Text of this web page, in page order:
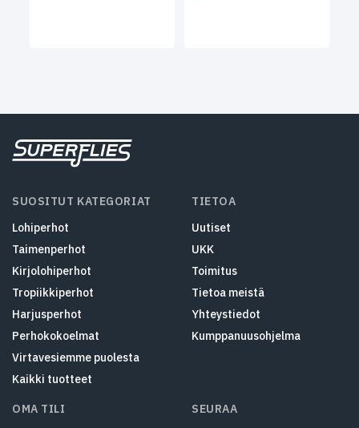
SUOSITUT KATEGORIAT
Lohiperhot
Taimenperhot
Kirjolohiperhot
Tropiikkiperhot
Harjusperhot
Perhokokoelmat
Virtavesiemme puolesta
Kaikki tuotteet
TIETOA
Uutiset
UKK
Toimitus
Tietoa meistä
Yhteystiedot
Kumppanuusohjelma
OMA TILI SEURAA